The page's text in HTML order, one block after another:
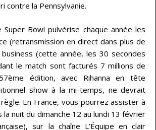
contre la Pennsylvanie.
Bowl pulvérise chaque année les
(retransmission en direct dans plus de
(cette année, les 30 secondes
le match sont facturés 7 millions de
édition, avec Rihanna en tête
show à la mi-temps, ne devrait
En France, vous pourrez assister à
la nuit du dimanche 12 au lundi 13 février
sur la chaîne L’Équipe en clair